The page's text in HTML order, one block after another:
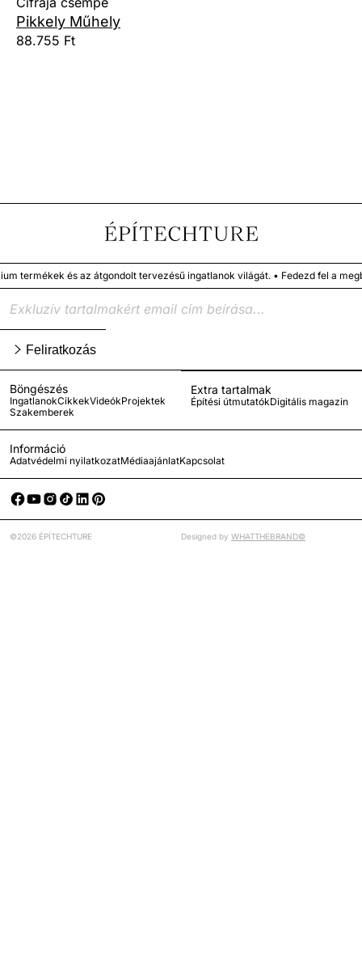
Pikkely Műhely
88.755 Ft
és az átgondolt tervezésű ingatlanok világát. • Fedezd fel a
Feliratkozás
Böngészés
IngatlanokCikkekVideókProjektek
Szakemberek
Extra tartalmak
Építési útmutatókDigitális magazin
Információ
Adatvédelmi nyilatkozatMédiaajánlatKapcsolat
©2026 ÉPÍTECHTURE Designed by WHATTHEBRAND©